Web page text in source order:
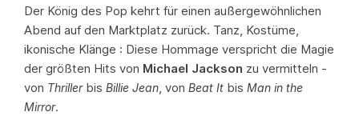
Der König des Pop kehrt für einen außergewöhnlichen
Abend auf den Marktplatz zurück. Tanz, Kostüme,
ikonische Klänge : Diese Hommage verspricht die Magie
der größten Hits von Michael Jackson zu vermitteln -
von Thrillerbis Billie Jean, von Beat It bis Man in the
Mirror.